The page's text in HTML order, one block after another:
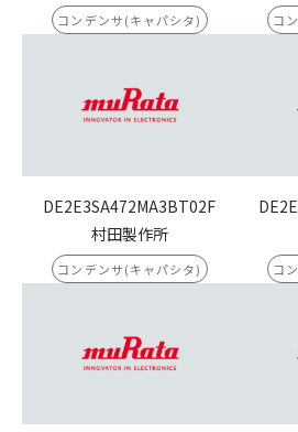
コンデンサ(キャパシタ) コ
DE2E3SA472MA3BT02F
村田製作所
コンデンサ(キャパシタ) コ